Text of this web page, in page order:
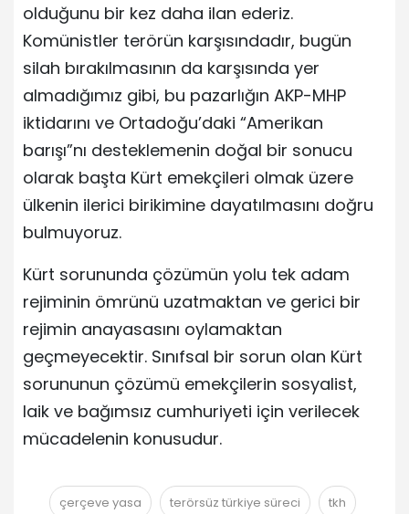
olduğunu bir kez daha ilan ederiz.
Komünistler terörün karşısındadır, bugün
silah bırakılmasının da karşısında yer
almadığımız gibi, bu pazarlığın AKP-MHP
iktidarını ve Ortadoğu’daki “Amerikan
barışı”nı desteklemenin doğal bir sonucu
olarak başta Kürt emekçileri olmak üzere
ülkenin ilerici birikimine dayatılmasını doğru
bulmuyoruz.
Kürt sorununda çözümün yolu tek adam
rejiminin ömrünü uzatmaktan ve gerici bir
rejimin anayasasını oylamaktan
geçmeyecektir. Sınıfsal bir sorun olan Kürt
sorununun çözümü emekçilerin sosyalist,
laik ve bağımsız cumhuriyeti için verilecek
mücadelenin konusudur.
çerçeve yasa terörsüz türkiye süreci tkh